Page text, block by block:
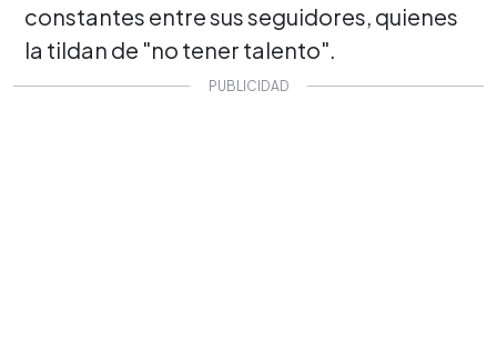
constantes entre sus seguidores, quienes
la tildan de "no tener talento".